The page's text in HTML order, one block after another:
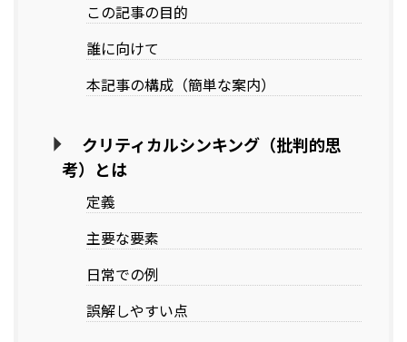
この記事の目的
誰に向けて
本記事の構成（簡単な案内）
クリティカルシンキング（批判的思
考）とは
定義
主要な要素
日常での例
誤解しやすい点